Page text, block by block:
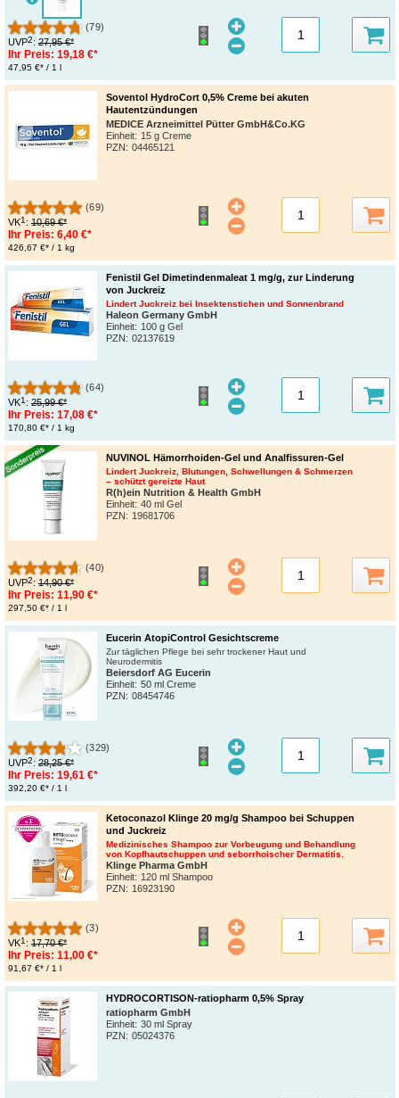
(79)
UVP2: 27,95 €*
Ihr Preis: 19,18 €*
47,95 €* / 1 l
Soventol HydroCort 0,5% Creme bei akuten
Hautentzündungen
MEDICE Arzneimittel Pütter GmbH&Co.KG
Einheit: 15 g Creme
PZN: 04465121
(69)
VK1 : 10,69 €*
Ihr Preis: 6,40 €*
426,67 €* / 1 kg
Fenistil Gel Dimetindenmaleat 1 mg/g, zur Linderung
von Juckreiz
Lindert Juckreiz bei Insektenstichen und Sonnenbrand
Haleon Germany GmbH
Einheit: 100 g Gel
PZN: 02137619
(64)
VK1 : 25,99 €*
Ihr Preis: 17,08 €*
170,80 €* / 1 kg
NUVINOL Hämorrhoiden-Gel und Analfissuren-Gel
Lindert Juckreiz, Blutungen, Schwellungen & Schmerzen
– schützt gereizte Haut
R(h)ein Nutrition & Health GmbH
Einheit: 40 ml Gel
PZN: 19681706
(40)
UVP2: 14,90 €*
Ihr Preis: 11,90 €*
297,50 €* / 1 l
Eucerin AtopiControl Gesichtscreme
Zur täglichen Pflege bei sehr trockener Haut und
Neurodermitis
Beiersdorf AG Eucerin
Einheit: 50 ml Creme
PZN: 08454746
(329)
UVP2: 28,25 €*
Ihr Preis: 19,61 €*
392,20 €* / 1 l
Ketoconazol Klinge 20 mg/g Shampoo bei Schuppen
und Juckreiz
Medizinisches Shampoo zur Vorbeugung und Behandlung
von Kopfhautschuppen und seborrhoischer Dermatitis.
Klinge Pharma GmbH
Einheit: 120 ml Shampoo
PZN: 16923190
(3)
VK1: 17,70 €*
Ihr Preis: 11,00 €*
91,67 €* / 1 l
HYDROCORTISON-ratiopharm 0,5% Spray
ratiopharm GmbH
Einheit: 30 ml Spray
PZN: 05024376